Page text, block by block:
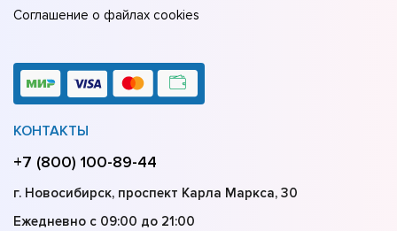
Соглашение о файлах cookies
КОНТАКТЫ
+7 (800) 100-89-44
г. Новосибирск, проспект Карла Маркса, 30
Ежедневно с 09:00 до 21:00